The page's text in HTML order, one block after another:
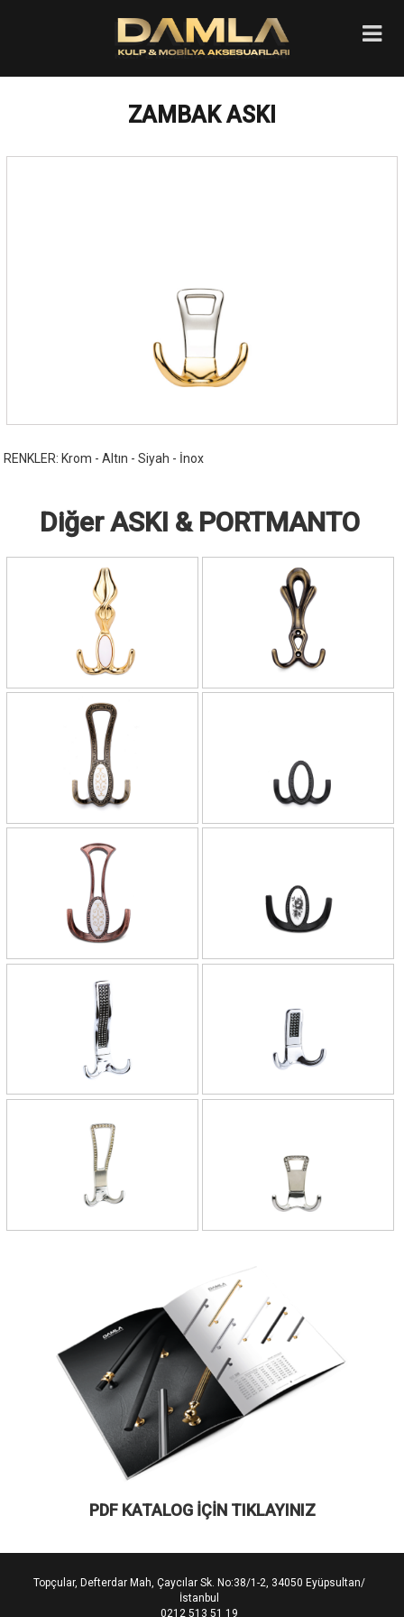
ZAMBAK ASKI
RENKLER: Krom - Altın - Siyah - İnox
Diğer ASKI & PORTMANTO
PDF KATALOG İÇİN TIKLAYINIZ
Topçular, Defterdar Mah, Çaycılar Sk. No:38/1-2, 34050 Eyüpsultan/
İstanbul
0212 513 51 19